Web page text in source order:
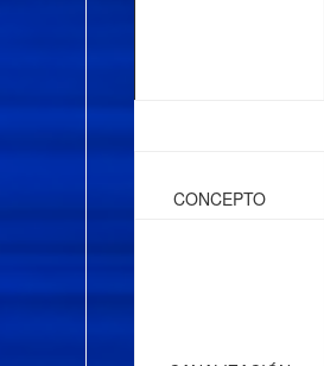
CONCEPTO